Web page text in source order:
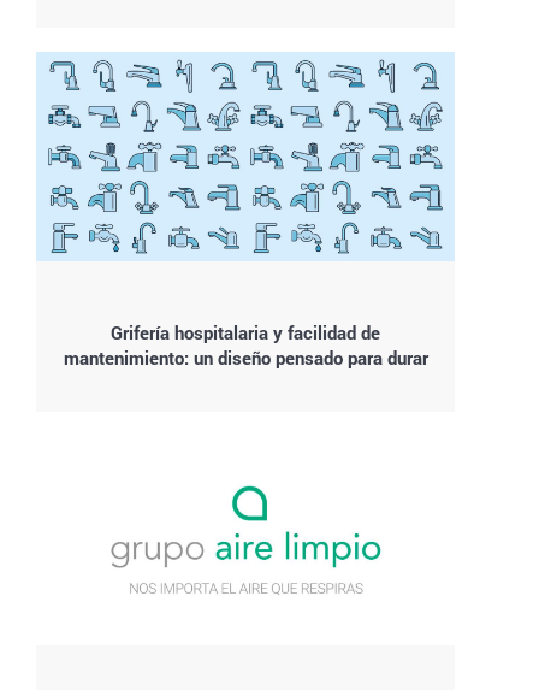
Grifería hospitalaria y facilidad de
mantenimiento: un diseño pensado para durar